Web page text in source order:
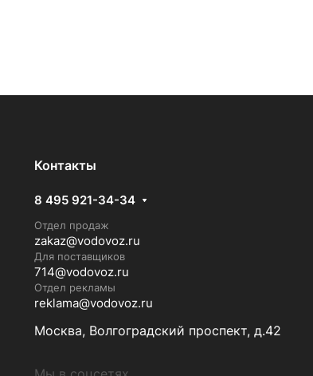
Контакты
8 495 921-34-34
Отдел продаж
zakaz@vodovoz.ru
Для поставщиков
714@vodovoz.ru
Отдел рекламы
reklama@vodovoz.ru
Москва, Волгоградский проспект, д.42